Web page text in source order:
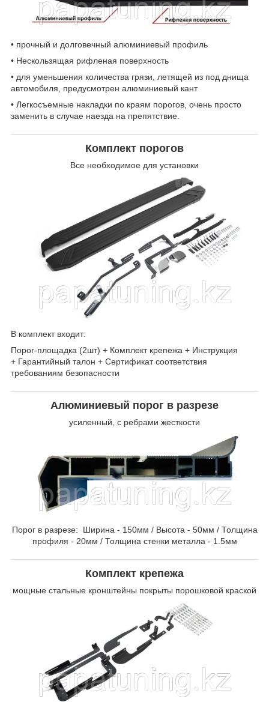
• прочный и долговечный алюминиевый профиль
• Нескользящая рифленая поверхность
• для уменьшения количества грязи, летящей из под днища
автомобиля, предусмотрен алюминиевый кант
• Легкосъемные накладки по краям порогов, очень просто
заменить в случае наезда на препятствие.
Комплект порогов
Все необходимое для установки
В комплект входит:
Порог-площадка (2шт) + Комплект крепежа + Инструкция
+ Гарантийный талон + Сертификат соответствия
требованиям безопасности
Алюминиевый порог в разрезе
усиленный, с ребрами жесткости
Порог в разрезе: Ширина - 150мм / Высота - 50мм / Толщина
профиля - 20мм / Толщина стенки металла - 1.5мм
Комплект крепежа
мощные стальные кронштейны покрыты порошковой краской